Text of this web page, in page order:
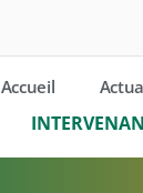
Accueil